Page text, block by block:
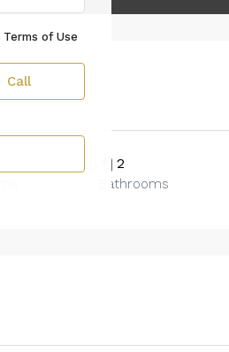
Terms of Use
Call
2
Bathrooms